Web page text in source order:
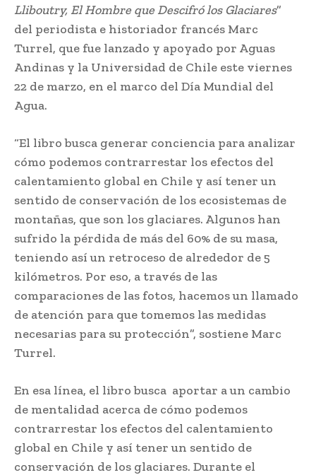
Lliboutry, El Hombre que Descifró los Glaciares”
del periodista e historiador francés Marc
Turrel, que fue lanzado y apoyado por Aguas
Andinas y la Universidad de Chile este viernes
22 de marzo, en el marco del Día Mundial del
Agua.
“El libro busca generar conciencia para analizar
cómo podemos contrarrestar los efectos del
calentamiento global en Chile y así tener un
sentido de conservación de los ecosistemas de
montañas, que son los glaciares. Algunos han
sufrido la pérdida de más del 60% de su masa,
teniendo así un retroceso de alrededor de 5
kilómetros. Por eso, a través de las
comparaciones de las fotos, hacemos un llamado
de atención para que tomemos las medidas
necesarias para su protección”, sostiene Marc
Turrel.
En esa línea, el libro busca aportar a un cambio
de mentalidad acerca de cómo podemos
contrarrestar los efectos del calentamiento
global en Chile y así tener un sentido de
conservación de los glaciares. Durante el